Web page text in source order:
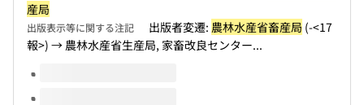
産局
出版表示等に関する注記 出版者変遷: 農林水産省畜産局 (-<17
報>) → 農林水産省生産局, 家畜改良センター...
このタイトルの巻号